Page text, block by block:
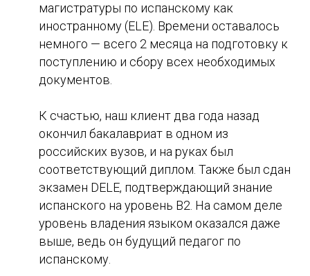
магистратуры по испанскому как
иностранному (ELE). Времени оставалось
немного — всего 2 месяца на подготовку к
поступлению и сбору всех необходимых
документов.
К счастью, наш клиент два года назад
окончил бакалавриат в одном из
российских вузов, и на руках был
соответствующий диплом. Также был сдан
экзамен DELE, подтверждающий знание
испанского на уровень B2. На самом деле
уровень владения языком оказался даже
выше, ведь он будущий педагог по
испанскому.